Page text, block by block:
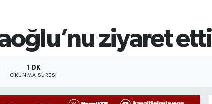
ziyaret etti
1 DK
OKUNMA SÜRESI